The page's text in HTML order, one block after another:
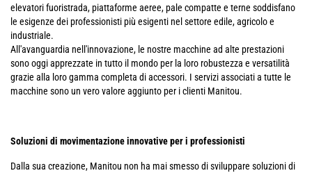
elevatori fuoristrada, piattaforme aeree, pale compatte e terne soddisfano
le esigenze dei professionisti più esigenti nel settore edile, agricolo e
industriale.
All'avanguardia nell'innovazione, le nostre macchine ad alte prestazioni
sono oggi apprezzate in tutto il mondo per la loro robustezza e versatilità
grazie alla loro gamma completa di accessori. I servizi associati a tutte le
macchine sono un vero valore aggiunto per i clienti Manitou.
Soluzioni di movimentazione innovative per i professionisti
Dalla sua creazione, Manitou non ha mai smesso di sviluppare soluzioni di